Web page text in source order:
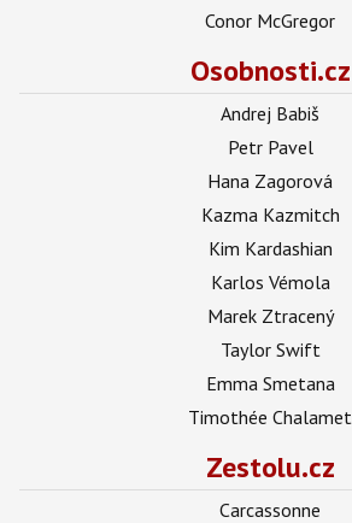
Conor McGregor
Osobnosti.cz
Andrej Babiš
Petr Pavel
Hana Zagorová
Kazma Kazmitch
Kim Kardashian
Karlos Vémola
Marek Ztracený
Taylor Swift
Emma Smetana
Timothée Chalamet
Zestolu.cz
Carcassonne